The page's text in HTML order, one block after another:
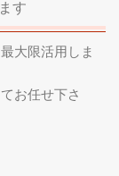
す
大限活用しま
お任せ下さ